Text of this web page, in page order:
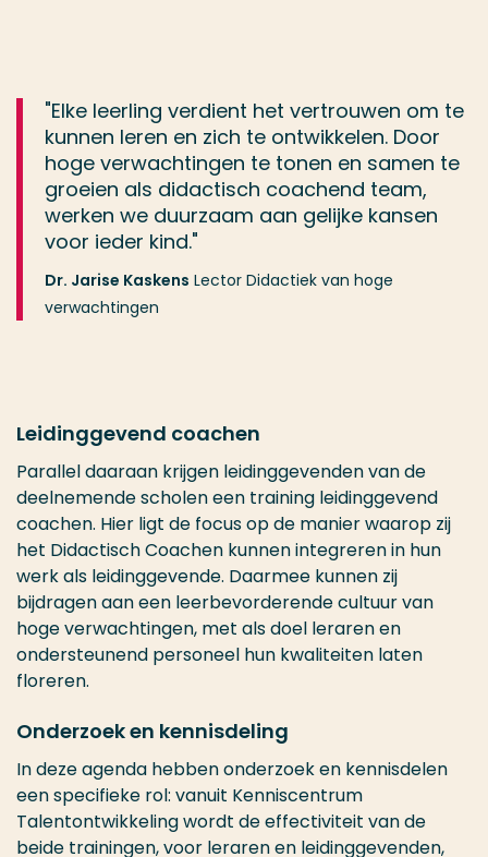
"Elke leerling verdient het vertrouwen om te
kunnen leren en zich te ontwikkelen. Door
hoge verwachtingen te tonen en samen te
groeien als didactisch coachend team,
werken we duurzaam aan gelijke kansen
voor ieder kind."
Dr. Jarise Kaskens Lector Didactiek van hoge
verwachtingen
Leidinggevend coachen
Parallel daaraan krijgen leidinggevenden van de
deelnemende scholen een training leidinggevend
coachen. Hier ligt de focus op de manier waarop zij
het Didactisch Coachen kunnen integreren in hun
werk als leidinggevende. Daarmee kunnen zij
bijdragen aan een leerbevorderende cultuur van
hoge verwachtingen, met als doel leraren en
ondersteunend personeel hun kwaliteiten laten
floreren.
Onderzoek en kennisdeling
In deze agenda hebben onderzoek en kennisdelen
een specifieke rol: vanuit Kenniscentrum
Talentontwikkeling wordt de effectiviteit van de
beide trainingen, voor leraren en leidinggevenden,